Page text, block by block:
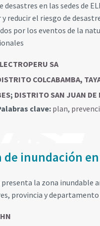
desastres en las sedes de
y reducir el riesgo de
por los eventos de la
SA
COLCABAMBA,
; DISTRITO SAN JUAN DE
clave:plan,
de inundación
presenta la zona inundable
provincia y departamento